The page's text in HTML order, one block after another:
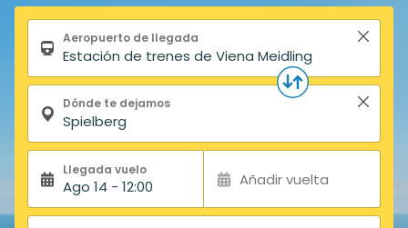
Formulario de búsqueda
Aeropuerto de llegada
Dónde te dejamos
Llegada vuelo
Ago 14 - 12:00 Añadir vuelta